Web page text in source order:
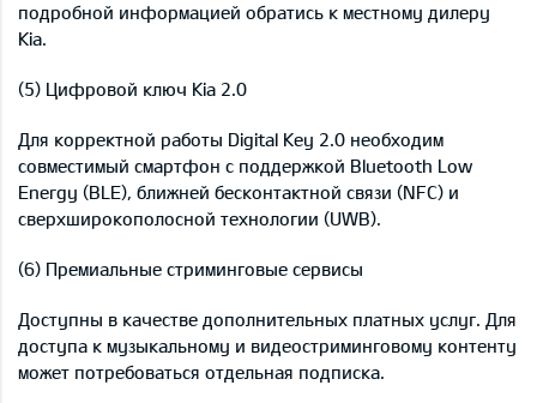
подробной информацией обратись к местному дилеру
Kia.
(5) Цифровой ключ Kia 2.0
Для корректной работы Digital Key 2.0 необходим
совместимый смартфон с поддержкой Bluetooth Low
Energy (BLE), ближней бесконтактной связи (NFC) и
сверхширокополосной технологии (UWB).
(6) Премиальные стриминговые сервисы
Доступны в качестве дополнительных платных услуг. Для
доступа к музыкальному и видеостриминговому контенту
может потребоваться отдельная подписка.